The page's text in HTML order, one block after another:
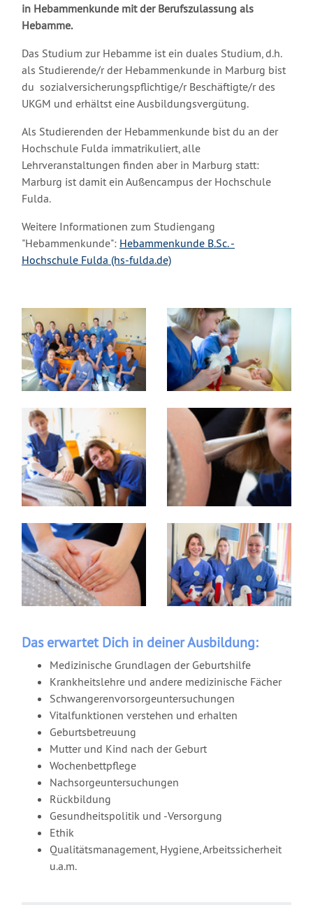
in Hebammenkunde mit der Berufszulassung als
Hebamme.
Das Studium zur Hebamme ist ein duales Studium, d.h.
als Studierende/r der Hebammenkunde in Marburg bist
du sozialversicherungspflichtige/r Beschäftigte/r des
UKGM und erhältst eine Ausbildungsvergütung.
Als Studierenden der Hebammenkunde bist du an der
Hochschule Fulda immatrikuliert, alle
Lehrveranstaltungen finden aber in Marburg statt:
Marburg ist damit ein Außencampus der Hochschule
Fulda.
Weitere Informationen zum Studiengang
"Hebammenkunde": Hebammenkunde B.Sc. -
Hochschule Fulda (hs-fulda.de)
Das erwartet Dich in deiner Ausbildung:
Medizinische Grundlagen der Geburtshilfe
Krankheitslehre und andere medizinische Fächer
Schwangerenvorsorgeuntersuchungen
Vitalfunktionen verstehen und erhalten
Geburtsbetreuung
Mutter und Kind nach der Geburt
Wochenbettpflege
Nachsorgeuntersuchungen
Rückbildung
Gesundheitspolitik und -Versorgung
Ethik
Qualitätsmanagement, Hygiene, Arbeitssicherheit
u.a.m.